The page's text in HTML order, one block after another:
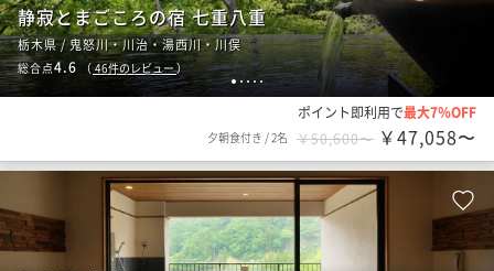
12345
静寂とまごころの宿 七重八重
栃木県 / 鬼怒川・川治・湯西川・川俣
総合点4.6 （ 46件のレビュー）
ポイント即利用で最大7％OFF
夕朝食付き /2名 ￥50,600〜 ￥47,058〜